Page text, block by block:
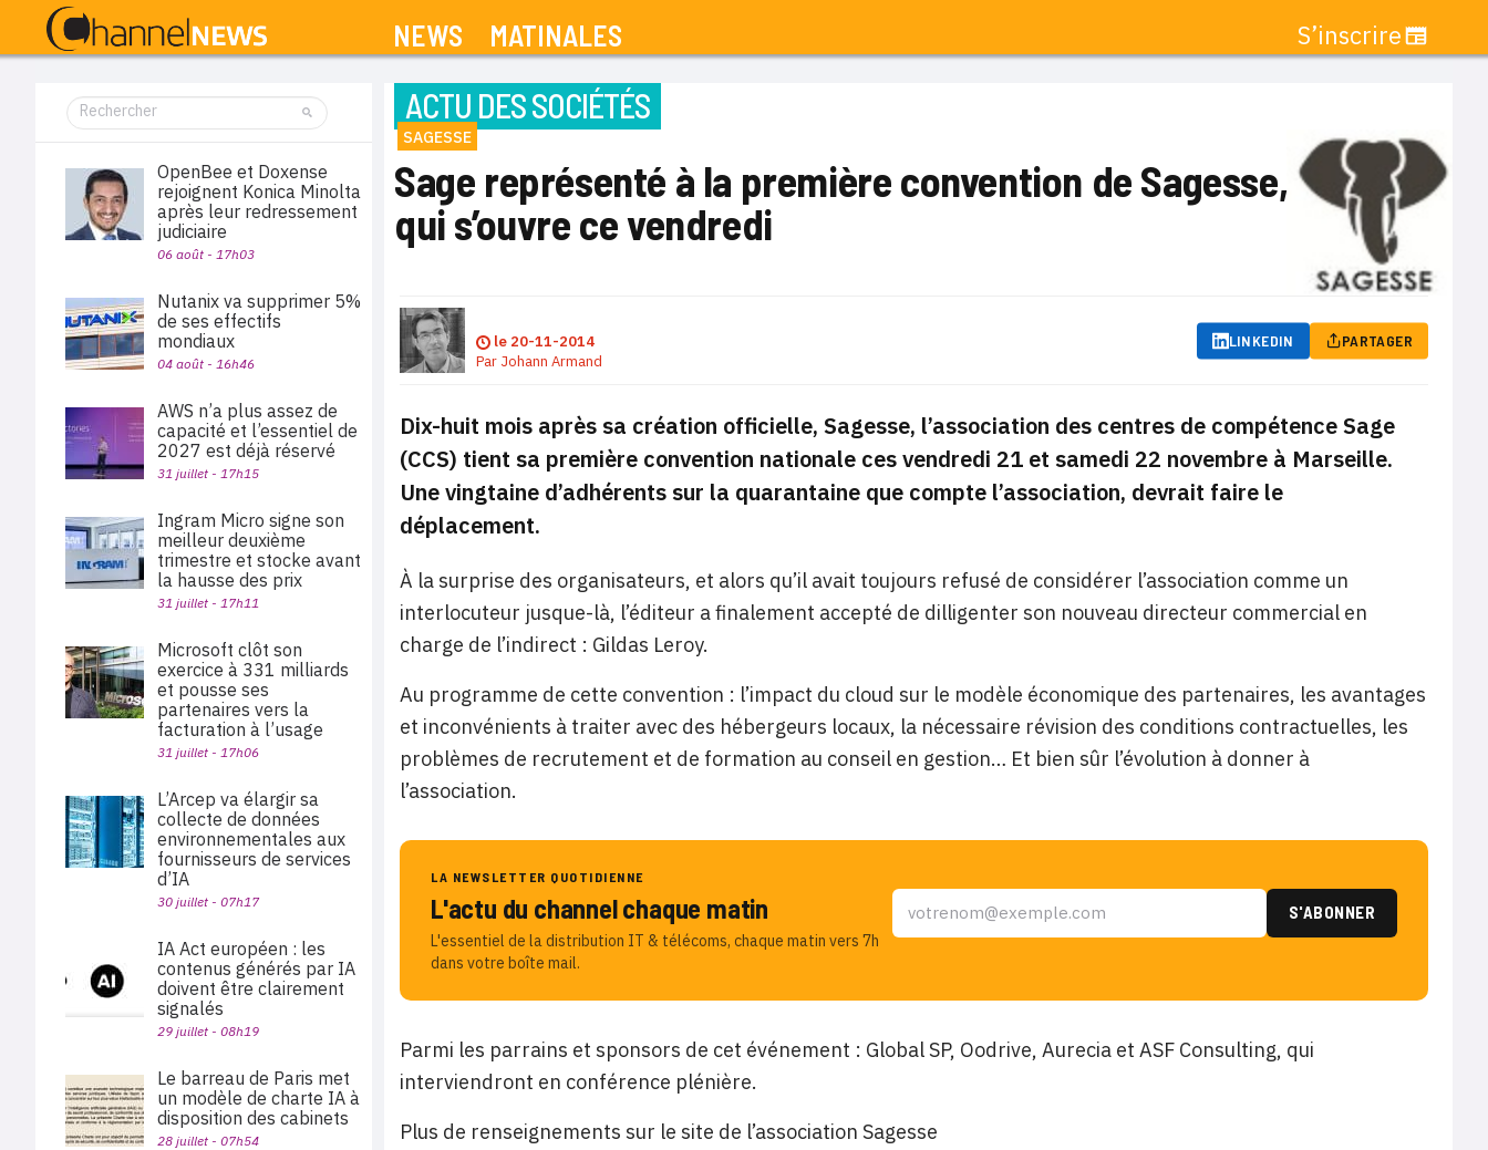
NEWS MATINALES S’inscrire
ACTU DES SOCIÉTÉS
SAGESSE
Sage représenté à la première convention de Sagesse,
qui s’ouvre ce vendredi
le 20-11-2014
Par Johann Armand
LINKEDIN PARTAGER
Dix-huit mois après sa création officielle, Sagesse, l’association des centres de compétence Sage
(CCS) tient sa première convention nationale ces vendredi 21 et samedi 22 novembre à Marseille.
Une vingtaine d’adhérents sur la quarantaine que compte l’association, devrait faire le
déplacement.
À la surprise des organisateurs, et alors qu’il avait toujours refusé de considérer l’association comme un
interlocuteur jusque-là, l’éditeur a finalement accepté de dilligenter son nouveau directeur commercial en
charge de l’indirect : Gildas Leroy.
Au programme de cette convention : l’impact du cloud sur le modèle économique des partenaires, les avantages
et inconvénients à traiter avec des hébergeurs locaux, la nécessaire révision des conditions contractuelles, les
problèmes de recrutement et de formation au conseil en gestion… Et bien sûr l’évolution à donner à
l’association.
LA NEWSLETTER QUOTIDIENNE
L'actu du channel chaque matin
L'essentiel de la distribution IT & télécoms, chaque matin vers 7h
dans votre boîte mail.
Parmi les parrains et sponsors de cet événement : Global SP, Oodrive, Aurecia et ASF Consulting, qui
interviendront en conférence plénière.
Plus de renseignements sur le site de l’association Sagesse
OpenBee et Doxense
rejoignent Konica Minolta
après leur redressement
judiciaire
06 août - 17h03
Nutanix va supprimer 5%
de ses effectifs
mondiaux
04 août - 16h46
AWS n’a plus assez de
capacité et l’essentiel de
2027 est déjà réservé
31 juillet - 17h15
Ingram Micro signe son
meilleur deuxième
trimestre et stocke avant
la hausse des prix
31 juillet - 17h11
Microsoft clôt son
exercice à 331 milliards
et pousse ses
partenaires vers la
facturation à l’usage
31 juillet - 17h06
L’Arcep va élargir sa
collecte de données
environnementales aux
fournisseurs de services
d’IA
30 juillet - 07h17
IA Act européen : les
contenus générés par IA
doivent être clairement
signalés
29 juillet - 08h19
Le barreau de Paris met
un modèle de charte IA à
disposition des cabinets
28 juillet - 07h54